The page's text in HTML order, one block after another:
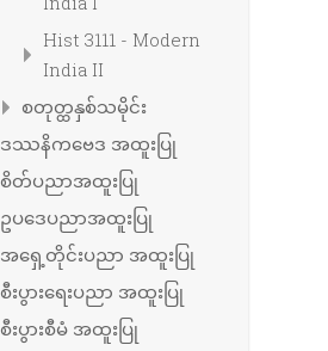
Hist 3111 - Modern
India II
စတုတ္ထနှစ်သမိုင်း
ဒဿနိကဗေဒ အထူးပြု
စိတ်ပညာအထူးပြု
ဥပဒေပညာအထူးပြု
အရှေ့တိုင်းပညာ အထူးပြု
စီးပွားရေးပညာ အထူးပြု
စီးပွားစီမံ အထူးပြု